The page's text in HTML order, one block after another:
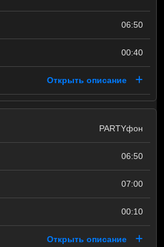
06:50
00:40
Открыть описание
PARTYфон
06:50
07:00
00:10
Открыть описание